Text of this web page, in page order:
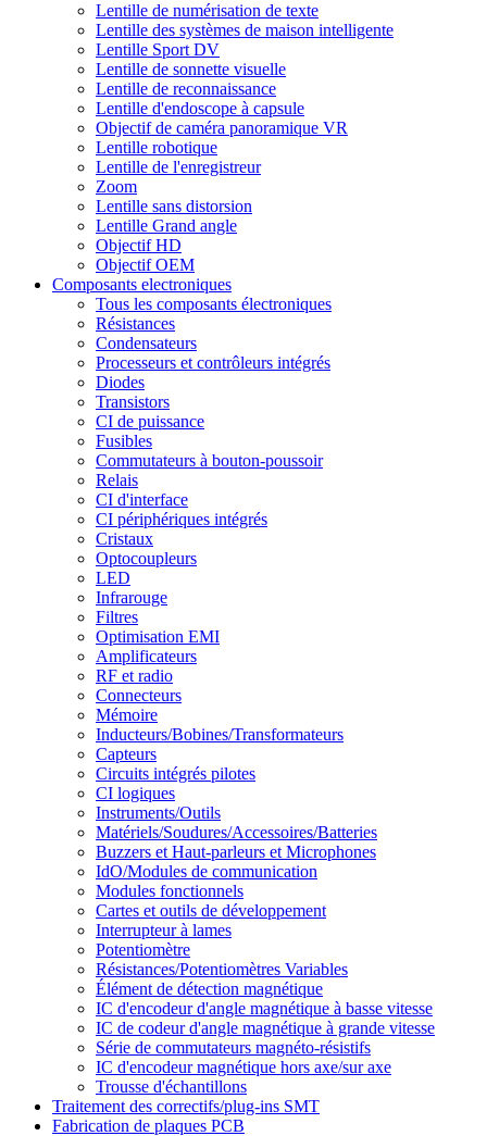
Lentille de numérisation de texte
Lentille des systèmes de maison intelligente
Lentille Sport DV
Lentille de sonnette visuelle
Lentille de reconnaissance
Lentille d'endoscope à capsule
Objectif de caméra panoramique VR
Lentille robotique
Lentille de l'enregistreur
Zoom
Lentille sans distorsion
Lentille Grand angle
Objectif HD
Objectif OEM
Composants electroniques
Tous les composants électroniques
Résistances
Condensateurs
Processeurs et contrôleurs intégrés
Diodes
Transistors
CI de puissance
Fusibles
Commutateurs à bouton-poussoir
Relais
CI d'interface
CI périphériques intégrés
Cristaux
Optocoupleurs
LED
Infrarouge
Filtres
Optimisation EMI
Amplificateurs
RF et radio
Connecteurs
Mémoire
Inducteurs/Bobines/Transformateurs
Capteurs
Circuits intégrés pilotes
CI logiques
Instruments/Outils
Matériels/Soudures/Accessoires/Batteries
Buzzers et Haut-parleurs et Microphones
IdO/Modules de communication
Modules fonctionnels
Cartes et outils de développement
Interrupteur à lames
Potentiomètre
Résistances/Potentiomètres Variables
Élément de détection magnétique
IC d'encodeur d'angle magnétique à basse vitesse
IC de codeur d'angle magnétique à grande vitesse
Série de commutateurs magnéto-résistifs
IC d'encodeur magnétique hors axe/sur axe
Trousse d'échantillons
Traitement des correctifs/plug-ins SMT
Fabrication de plaques PCB